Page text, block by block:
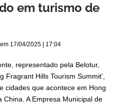
em turismo de
17/04/2025 | 17:04
representado pela Belotur,
Fragrant Hills Tourism Summit’,
cidades que acontece em Hong
A Empresa Municipal de